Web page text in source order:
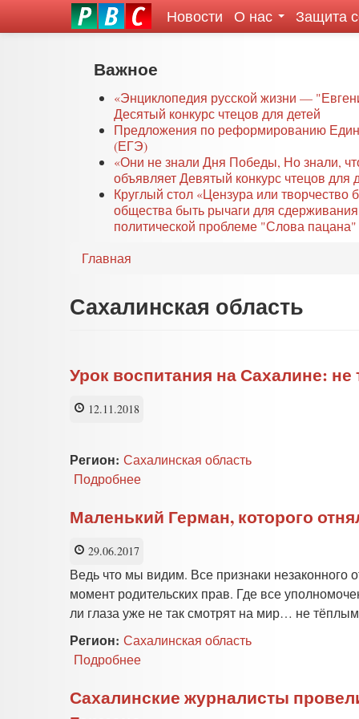
Новости О нас Защита
Важное
«Энциклопедия русской жизни —
Десятый конкурс чтецов для детей
Предложения по реформированию
(ЕГЭ)
«Они не знали Дня Победы, Но знали,
объявляет Девятый конкурс чтецов для
Круглый стол «Цензура или
общества быть рычаги для
политической проблеме "Слова пацана"
Главная
Сахалинская область
Урок воспитания на Сахалине:
12.11.2018
Регион: Сахалинская область
Подробнее
воспитания
на
так
одета —
неадекватная
или
приемная
Маленький Герман, которого
29.06.2017
Ведь что мы видим. Все признаки
момент родительских прав. Где все
ли глаза уже не так смотрят на мир… не
Регион: Сахалинская область
Подробнее
Герман,
которого
Сахалинские журналисты